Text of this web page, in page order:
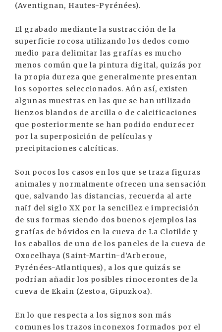
(Aventignan, Hautes-Pyrénées).
El grabado mediante la sustracción de la
superficie rocosa utilizando los dedos como
medio para delimitar las grafías es mucho
menos común que la pintura digital, quizás por
la propia dureza que generalmente presentan
los soportes seleccionados. Aún así, existen
algunas muestras en las que se han utilizado
lienzos blandos de arcilla o de calcificaciones
que posteriormente se han podido endurecer
por la superposición de películas y
precipitaciones calcíticas.
Son pocos los casos en los que se traza figuras
animales y normalmente ofrecen una sensación
que, salvando las distancias, recuerda al arte
naïf del siglo XX por la sencillez e imprecisión
de sus formas siendo dos buenos ejemplos las
grafías de bóvidos en la cueva de La Clotilde y
los caballos de uno de los paneles de la cueva de
Oxocelhaya (Saint-Martin-d’Arberoue,
Pyrénées-Atlantiques), a los que quizás se
podrían añadir los posibles rinocerontes de la
cueva de Ekain (Zestoa, Gipuzkoa).
En lo que respecta a los signos son más
comunes los trazos inconexos formados por el